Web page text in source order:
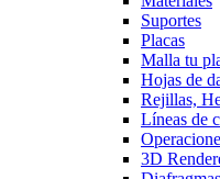
Suportes
Placas
Malla tu
Hojas de
Rejillas,
Líneas de
3D